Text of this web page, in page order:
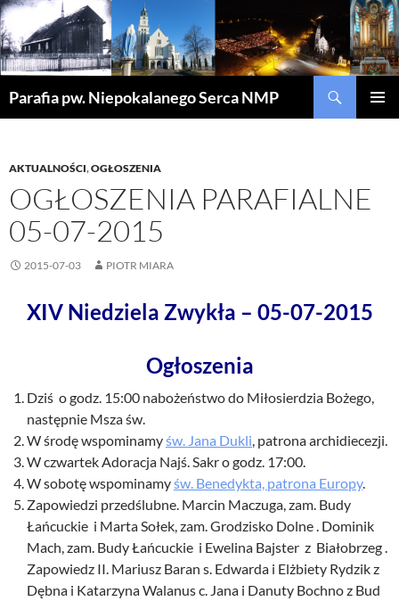
Parafia pw. Niepokalanego Serca NMP
AKTUALNOŚCI,OGŁOSZENIA
OGŁOSZENIA PARAFIALNE
05-07-2015
2015-07-03 PIOTR MIARA
XIV Niedziela Zwykła – 05-07-2015
Ogłoszenia
Dziś o godz. 15:00 nabożeństwo do Miłosierdzia Bożego,
następnie Msza św.
W środę wspominamyśw. Jana Dukli, patrona archidiecezji.
W czwartek Adoracja Najś. Sakr o godz. 17:00.
W sobotę wspominamyśw. Benedykta, patrona Europy.
Zapowiedzi przedślubne. Marcin Maczuga, zam. Budy
Łańcuckie i Marta Sołek, zam. Grodzisko Dolne . Dominik
Mach, zam. Budy Łańcuckie i Ewelina Bajster z Białobrzeg .
Zapowiedz II. Mariusz Baran s. Edwarda i Elżbiety Rydzik z
Dębna i Katarzyna Walanus c. Jana i Danuty Bochno z Bud